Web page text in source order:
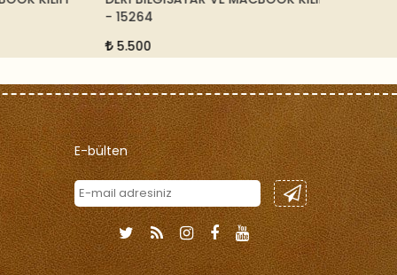
- 15264
5.500
E-bülten